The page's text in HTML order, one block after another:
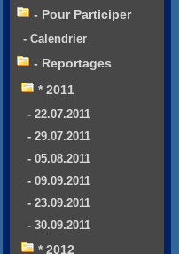
- Pour Participer
- Calendrier
- Reportages
* 2011
- 22.07.2011
- 29.07.2011
- 05.08.2011
- 09.09.2011
- 23.09.2011
- 30.09.2011
* 2012